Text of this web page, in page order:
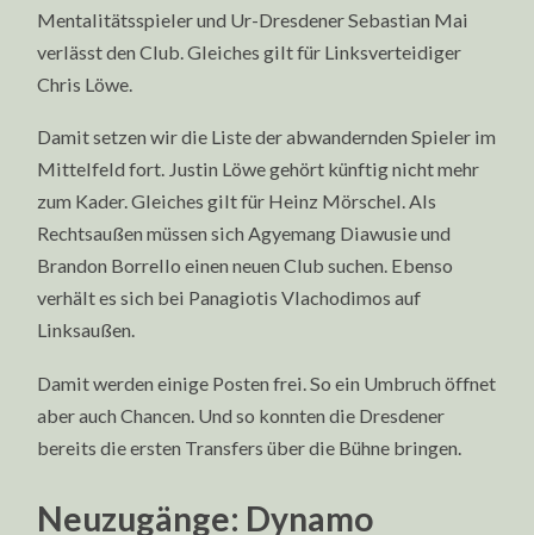
Mentalitätsspieler und Ur-Dresdener Sebastian Mai
verlässt den Club. Gleiches gilt für Linksverteidiger
Chris Löwe.
Damit setzen wir die Liste der abwandernden Spieler im
Mittelfeld fort. Justin Löwe gehört künftig nicht mehr
zum Kader. Gleiches gilt für Heinz Mörschel. Als
Rechtsaußen müssen sich Agyemang Diawusie und
Brandon Borrello einen neuen Club suchen. Ebenso
verhält es sich bei Panagiotis Vlachodimos auf
Linksaußen.
Damit werden einige Posten frei. So ein Umbruch öffnet
aber auch Chancen. Und so konnten die Dresdener
bereits die ersten Transfers über die Bühne bringen.
Neuzugänge: Dynamo